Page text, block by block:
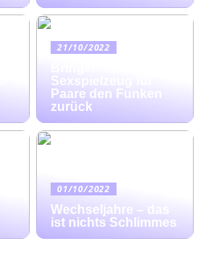
21/10/2022
Sexspielzeug für
Paare den Funken
zurück
01/10/2022
Wechseljahre – das
ist nichts Schlimmes